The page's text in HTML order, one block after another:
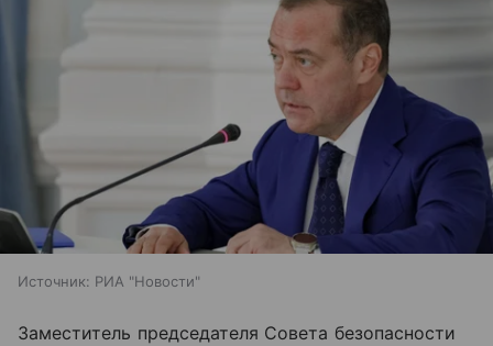
Источник: РИА "Новости"
Заместитель председателя Совета безопасности